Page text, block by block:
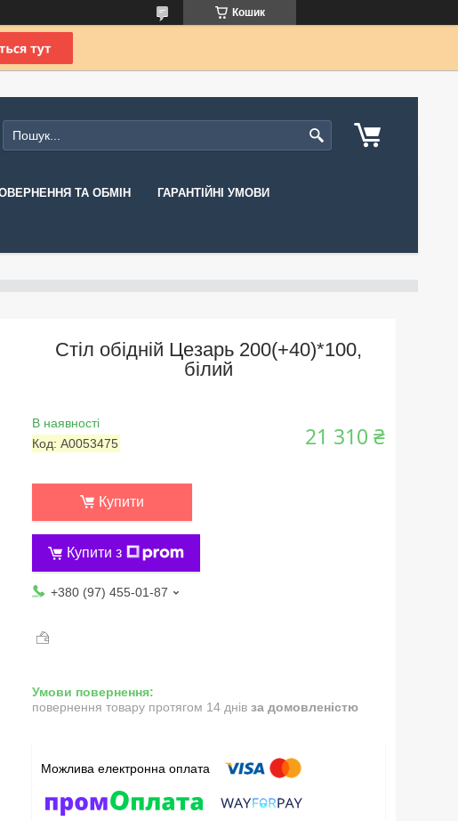
Кошик
ТА ОБМІН ГАРАНТІЙНІ УМОВИ
Стіл обідній Цезарь 200(+40)*100,
білий
В наявності
Код: А0053475 21 310 ₴
Купити
Купити з
+380 (97) 455-01-87
повернення товару протягом 14 днів за домовленістю